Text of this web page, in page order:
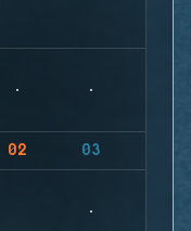
02 03